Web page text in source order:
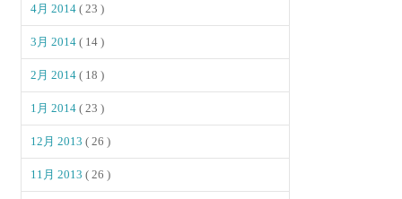
4月 2014( 23 )
3月 2014( 14 )
2月 2014( 18 )
1月 2014( 23 )
12月 2013( 26 )
11月 2013( 26 )